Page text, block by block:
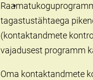
tagastustähtaega
(kontaktandmete
vajadusest programm
Oma kontaktandmete